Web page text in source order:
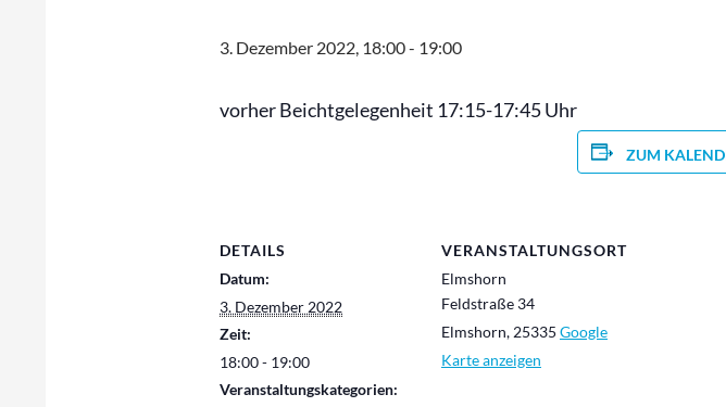
3. Dezember 2022, 18:00- 19:00
vorher Beichtgelegenheit 17:15-17:45 Uhr
ZUM
DETAILS
Datum:
3. Dezember 2022
Zeit:
18:00 - 19:00
Veranstaltungskategorien:
VERANSTALTUNGSORT
Elmshorn
Feldstraße 34
Elmshorn, 25335 Google
Karte anzeigen